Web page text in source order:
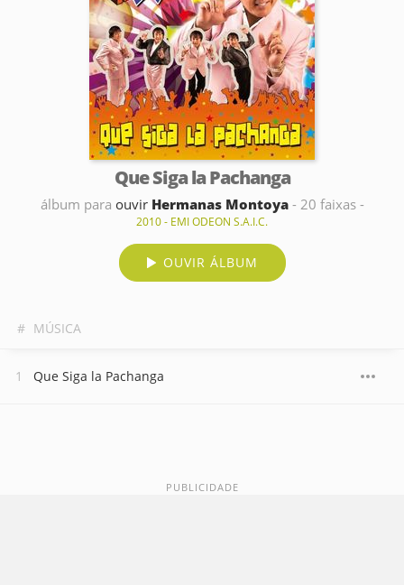
Que Siga la Pachanga
álbum para ouvir Hermanas Montoya- 20 faixas -
2010 - EMI ODEON S.A.I.C.
OUVIR ÁLBUM
# MÚSICA
Que Siga la Pachanga